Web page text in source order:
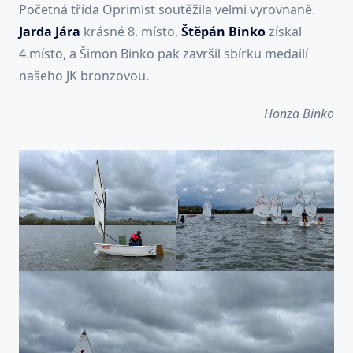
Početná třída Oprimist soutěžila velmi vyrovnaně.
Jarda Jára krásné 8. místo, Štěpán Binkozískal
4.místo, a Šimon Binko pak završil sbírku medailí
našeho JK bronzovou.
Honza Binko